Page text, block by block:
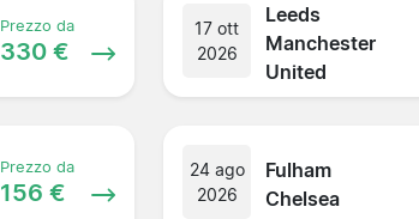
Prezzo da
330 €
Prezzo da
156 €
17 ott
2026
Leeds
Manchester
United
24 ago
2026
Fulham
Chelsea